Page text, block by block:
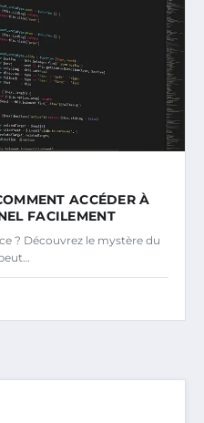
ACCÉDER À
FACILEMENT
? Découvrez le mystère du